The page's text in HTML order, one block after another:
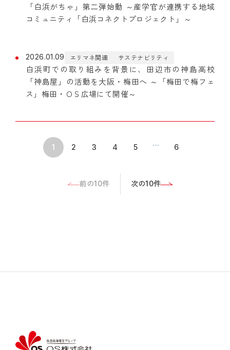
「白浜がちゃ」第二弾始動 ～産学官が連携する地域
コミュニティ「白浜コネクトプロジェクト」～
2026.01.09 エリマネ関連 サステナビリティ
白浜町での取り組みを背景に、田辺市の神島高校
「神島屋」の活動を大阪・梅田へ ～「梅田で梅フェ
ス」梅田・ＯＳ広場にて開催～
1 2 3 4 5 ... 6
前の10件 次の10件